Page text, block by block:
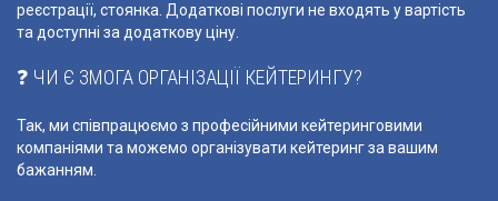
реєстрації, стоянка. Додаткові послуги не входять у вартість
та доступні за додаткову ціну.
❓ ЧИ Є ЗМОГА ОРГАНІЗАЦІЇ КЕЙТЕРИНГУ?
Так, ми співпрацюємо з професійними кейтеринговими
компаніями та можемо організувати кейтеринг за вашим
бажанням.